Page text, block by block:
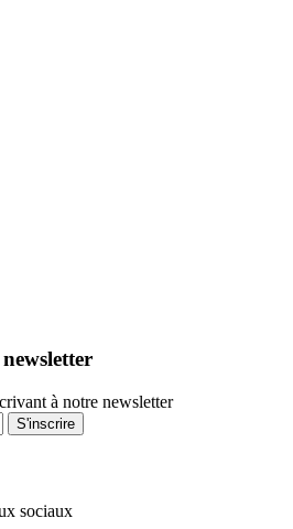
à notre newsletter
S'inscrire
sociaux